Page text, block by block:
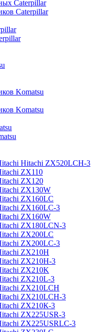
Caterpillar
Caterpillar
Komatsu
Komatsu
Hitachi ZX520LCH-3
ZX110
ZX120
ZX130W
ZX160LC
ZX160LC-3
ZX160W
ZX180LCN-3
ZX200LC
ZX200LC-3
ZX210H
ZX210H-3
ZX210K
ZX210L-3
ZX210LCH
ZX210LCH-3
ZX210К-3
ZX225USR-3
ZX225USRLC-3